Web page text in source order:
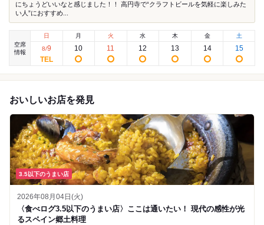
にちょうどいいなと感じました！！ 高円寺で“クラフトビールを気軽に楽しみた
い人”におすすめ...
空席
情報
日
8/9
月
10
火
11
水
12
木
13
金
14
土
15
おいしいお店を発見
3.5以下のうまい店
2026年08月04日(火)
〈食べログ3.5以下のうまい店〉ここは通いたい！ 現代の感性が光
るスペイン郷土料理